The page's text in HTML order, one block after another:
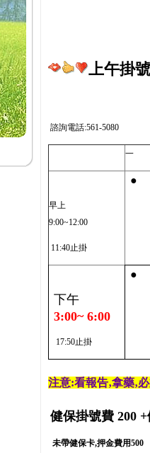
上午掛
諮詢電話:561-5080
一
早上
9:00~12:00
11:40止掛
●
下午
3:00~ 6:00
17:50止掛
●
注意:看報告‚拿藥‚
健保掛號費 200 +
未帶健保卡,押金費用500